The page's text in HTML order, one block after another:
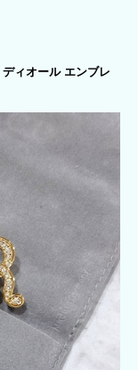
ディオール エンブレ